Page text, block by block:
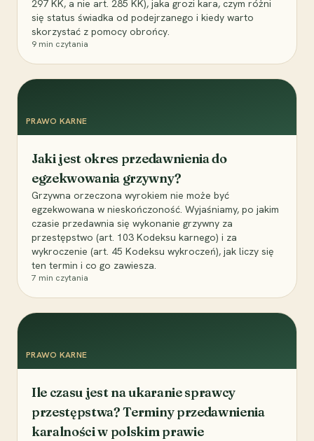
297 KK, a nie art. 285 KK), jaka grozi kara, czym różni
się status świadka od podejrzanego i kiedy warto
skorzystać z pomocy obrońcy.
9 min czytania
PRAWO KARNE
Jaki jest okres przedawnienia do
egzekwowania grzywny?
Grzywna orzeczona wyrokiem nie może być
egzekwowana w nieskończoność. Wyjaśniamy, po jakim
czasie przedawnia się wykonanie grzywny za
przestępstwo (art. 103 Kodeksu karnego) i za
wykroczenie (art. 45 Kodeksu wykroczeń), jak liczy się
ten termin i co go zawiesza.
7 min czytania
PRAWO KARNE
Ile czasu jest na ukaranie sprawcy
przestępstwa? Terminy przedawnienia
karalności w polskim prawie